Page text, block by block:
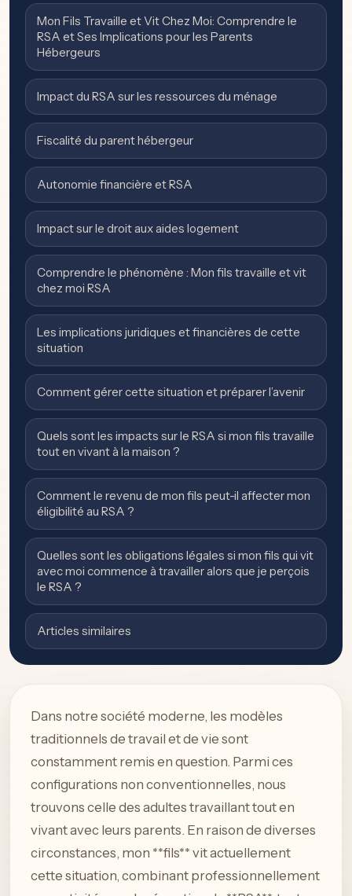
Mon Fils Travaille et Vit Chez Moi: Comprendre le
RSA et Ses Implications pour les Parents
Hébergeurs
Impact du RSA sur les ressources du ménage
Fiscalité du parent hébergeur
Autonomie financière et RSA
Impact sur le droit aux aides logement
Comprendre le phénomène : Mon fils travaille et vit
chez moi RSA
Les implications juridiques et financières de cette
situation
Comment gérer cette situation et préparer l’avenir
Quels sont les impacts sur le RSA si mon fils travaille
tout en vivant à la maison ?
Comment le revenu de mon fils peut-il affecter mon
éligibilité au RSA ?
Quelles sont les obligations légales si mon fils qui vit
avec moi commence à travailler alors que je perçois
le RSA ?
Articles similaires
Dans notre société moderne, les modèles
traditionnels de travail et de vie sont
constamment remis en question. Parmi ces
configurations non conventionnelles, nous
trouvons celle des adultes travaillant tout en
vivant avec leurs parents. En raison de diverses
circonstances, mon **fils** vit actuellement
cette situation, combinant professionnellement